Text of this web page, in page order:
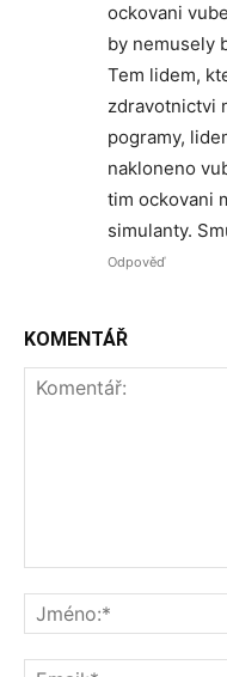
ockovani
by nemusely
Tem lidem,
zdravotnictvi
pogramy,
nakloneno
tim ockovani
simulanty.
Odpověď
KOMENTÁŘ